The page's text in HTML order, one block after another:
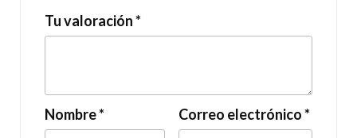
Tu valoración*
Nombre* Correo electrónico*